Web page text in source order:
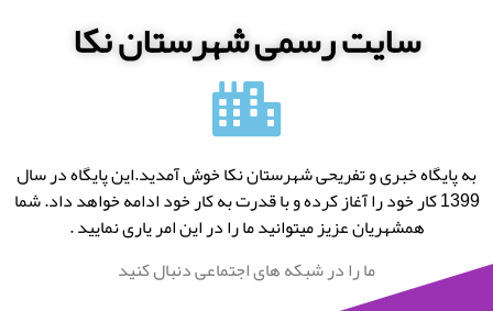
سایت رسمی شهرستان نکا
به پایگاه خبری و تفریحی شهرستان نکا خوش آمدید.این پایگاه در سال
1399 کار خود را آغاز کرده و با قدرت به کار خود ادامه خواهد داد. شما
همشهریان عزیز میتوانید ما را در این امر یاری نمایید .
ما را در شبکه های اجتماعی دنبال کنید